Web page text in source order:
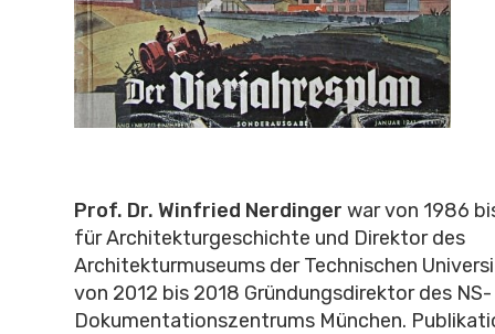
Prof. Dr. Winfried Nerdinger war von 1986
für Architekturgeschichte und Direktor des
Architekturmuseums der Technischen
von 2012 bis 2018 Gründungsdirektor des NS-
Dokumentationszentrums München.